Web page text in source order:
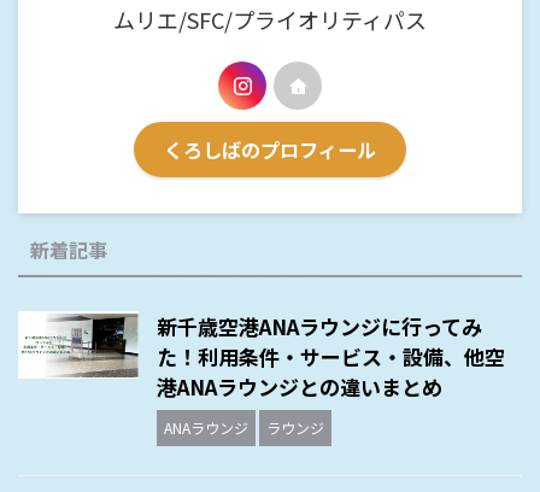
ムリエ/SFC/プライオリティパス
くろしばのプロフィール
新着記事
新千歳空港ANAラウンジに行ってみ
た！利用条件・サービス・設備、他空
港ANAラウンジとの違いまとめ
ANAラウンジ ラウンジ